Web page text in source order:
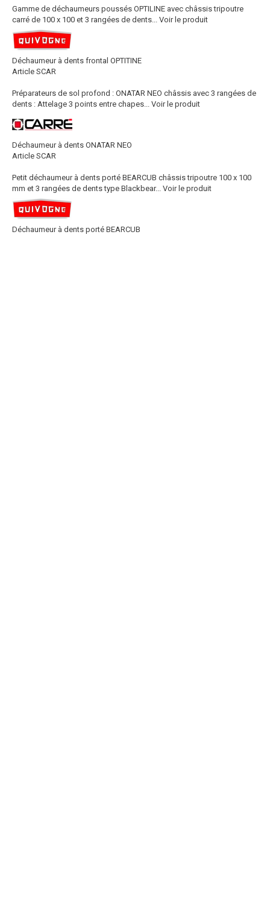
Gamme de déchaumeurs poussés OPTILINE avec châssis tripoutre
carré de 100 x 100 et 3 rangées de dents...
Voir le produit
Déchaumeur à dents frontal OPTITINE
Article SCAR
Préparateurs de sol profond : ONATAR NEO châssis avec 3 rangées de
dents : Attelage 3 points entre chapes...
Voir le produit
Déchaumeur à dents ONATAR NEO
Article SCAR
Petit déchaumeur à dents porté BEARCUB châssis tripoutre 100 x 100
mm et 3 rangées de dents type Blackbear...
Voir le produit
Déchaumeur à dents porté BEARCUB